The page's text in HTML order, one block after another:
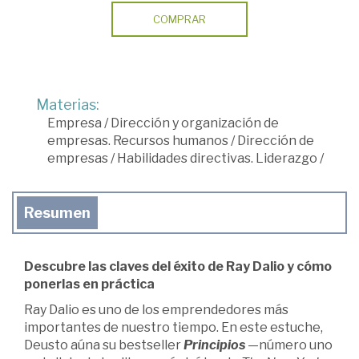
COMPRAR
Materias:
Empresa /Dirección y organización de
empresas. Recursos humanos /Dirección de
empresas /Habilidades directivas. Liderazgo /
Resumen
Descubre las claves del éxito de Ray Dalio y cómo
ponerlas en práctica
Ray Dalio es uno de los emprendedores más
importantes de nuestro tiempo. En este estuche,
Deusto aúna su bestsellerPrincipios —número uno